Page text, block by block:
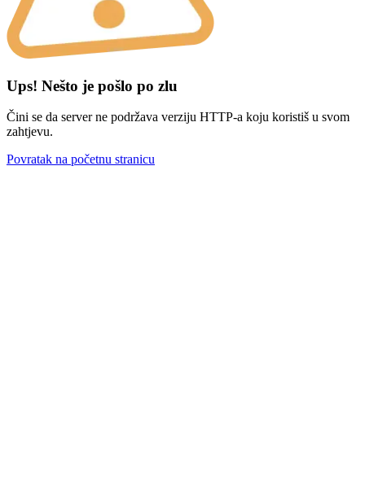
Ups! Nešto je pošlo po zlu
Čini se da server ne podržava verziju HTTP-a koju koristiš u svom
zahtjevu.
Povratak na početnu stranicu